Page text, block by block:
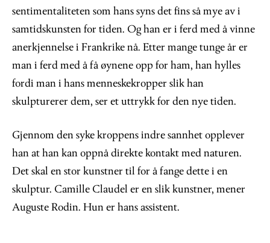
sentimentaliteten som hans syns det fins så mye av i
samtidskunsten for tiden. Og han er i ferd med å vinne
anerkjennelse i Frankrike nå. Etter mange tunge år er
man i ferd med å få øynene opp for ham, han hylles
fordi man i hans menneskekropper slik han
skulpturerer dem, ser et uttrykk for den nye tiden.
Gjennom den syke kroppens indre sannhet opplever
han at han kan oppnå direkte kontakt med naturen.
Det skal en stor kunstner til for å fange dette i en
skulptur. Camille Claudel er en slik kunstner, mener
Auguste Rodin. Hun er hans assistent.